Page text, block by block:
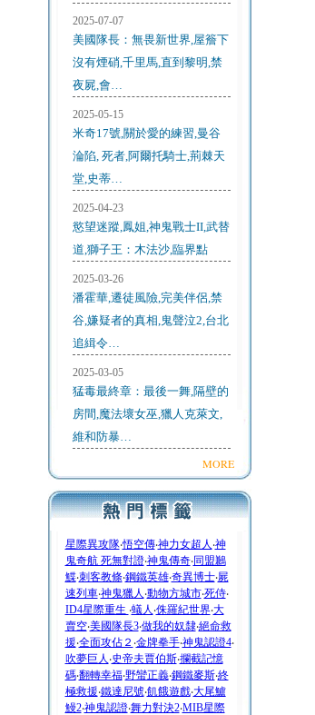
2025-07-07
美國隊長：無畏新世界,屋簷下
沒有煙硝,千里馬,直到黎明,禁
夜屍,會…
2025-05-15
米奇17號,關於愛的練習,曼谷
淪陷, 死者,阿爾托騎士,荊棘天
堂,史蒂…
2025-04-23
慾望迷蹤,鳳姐,神鬼戰士II,武替
道,獅子王：木法沙,臨界點
2025-03-26
潘霍華,遷徒風險,完美伴侶,禁
谷,嫌疑者的真相,鬼聲泣2,台北
追緝令…
2025-03-05
猛毒最終章：最後一舞,隔壁的
房間,魔法壞女巫,獵人克萊文,
維和防暴…
MORE
星際異攻隊‧悟空傳‧神力女超人 ‧神
鬼奇航 死無對證‧神鬼傳奇‧同盟鶼
鰈‧刺客教條‧鋼鐵英雄‧奇異博士‧屍
速列車‧神鬼獵人 ‧動物方城市‧死侍‧
ID4星際重生 ‧蟻人 ‧侏羅紀世界‧大
賣空‧美國隊長3‧做我的奴隸‧絕命救
援‧全面攻佔２ ‧金牌拳手‧神鬼認證4‧
吹夢巨人 ‧史帝夫賈伯斯‧攔截記憶
碼‧翻轉幸福‧野蠻正義‧鋼鐵麥斯‧終
極救援‧鐵達尼號‧飢餓遊戲‧大尾鱸
鰻2‧神鬼認證‧舞力對決2‧MIB星際